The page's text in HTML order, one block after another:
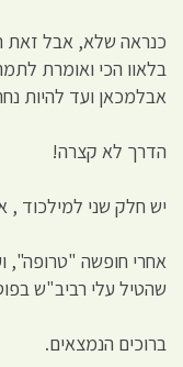
כנראה שלא, אבל זאת
בלאוו הכי ואומרת
אבלמכאן ועד להיות
הדרך לא קצרה!
יש חלק שני למילכוד
אחרי חופשה "טרופה",
שהטיל עלי רביב"ש
ברוכים הנמצאים.